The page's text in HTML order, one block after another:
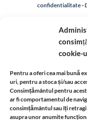
cookie-
Pentru a oferi cea mai bună
uri, pentru a stoca și/sau
Consimțământul pentru
ar fi comportamentul de
consimțământul sau îți
asupra unor anumite
confidentialitate-
Politica de
Identificare
Informatii legale: